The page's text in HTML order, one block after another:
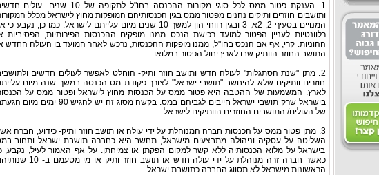
1. הענקת פטור ממס לכל סוגי מקורות ההכנסה בחו"ל לתקופה של 10 שנים- עולים
ותושבים חוזרים ותיקים נהנים מפטור ממס בגין הכנסותיהם המופקות מחוץ לישראל מכלל
המנויים בסעיף 2, 2א, 3 ובגין רווחי הון למשך 10 שנים מיום עלייתם לישראל. כמו כן, נקבע כי
רלוונטיות לעניין הפטור למועד רכישת הנכס ממנו מופקים ההכנסות הפירותיות, הפסיביות
ההוניות. קרי, אף אם הנכס בחו"ל, ממנו מופקות ההכנסות, נרכש לאחר המועד בו העולה החדש
התושב החוזר הוותיק שבו לארץ יחול הפטור במלואו.
2. מתן "שנת הסתגלות" לעולה חדש ותושב חוזר ותיק- הוחלט לאפשר לעולים חדשים
חוזרים וותיקים שלא להיחשב "תושבי ישראל" לצורך פקודת מס הכנסה במשך שנה מיום
לארץ. המשמעות של ההטבה היא פטור ממס על הכנסות מחוץ לישראל ופטור ממס על
בישראל שרק תושבי ישראל חייבים לגביהם במס. בקשה מסוג זה יש להגיש 90 ימים
של העולים/ התושבים החוזרים הוותיקים לישראל.
3. מתן פטור ממס על הכנסות חברה המנוהלת על ידי עולה או תושב חוזר ותיק- כידוע, חברה
השליטה על עסקיה וניהולה מתבצעים מישראל, תחשב היא כחברה תושבת ישראל ותחוב
בישראל על מלוא הכנסותיה ללא קשר למקום הפקתן או צמיחתן. על אף האמור לעיל, נקבע,
כאשר חברה זרה מנוהלת על ידי עולה חדש או תושב חוזר ותיק או מי מטעמם
הראשונות מישראל לא תסווג החברה כתושבת ישראל.